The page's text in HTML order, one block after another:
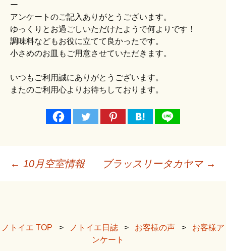
ー
アンケートのご記入ありがとうございます。
ゆっくりとお過ごしいただけたようで何よりです！
調味料などもお役に立てて良かったです。
小さめのお皿もご用意させていただきます。
いつもご利用誠にありがとうございます。
またのご利用心よりお待ちしております。
投
ビ
← 10月空室情報 ブラッスリータカヤマ →
ノトイエ TOP ノトイエ日誌 お客様の声
お客様ア
ンケート